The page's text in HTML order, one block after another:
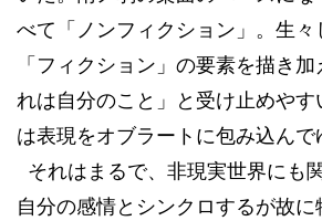
べて「ノンフィクション」。生
「フィクション」の要素を描き
れは自分のこと」と受け止めやす
は表現をオブラートに包み込んで
それはまるで、非現実世界にも
自分の感情とシンクロするが故に